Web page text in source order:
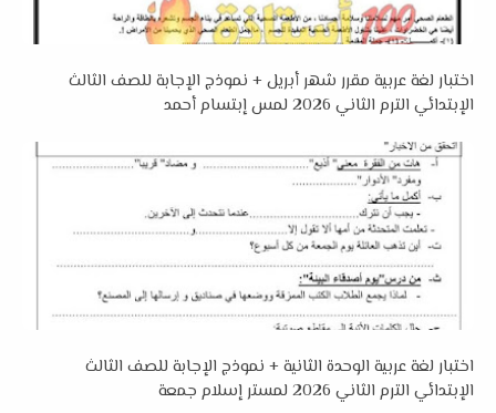
اختبار لغة عربية مقرر شهر أبريل + نموذج الإجابة للصف الثالث
الإبتدائي الترم الثاني 2026 لمس إبتسام أحمد
اختبار لغة عربية الوحدة الثانية + نموذج الإجابة للصف الثالث
الإبتدائي الترم الثاني 2026 لمستر إسلام جمعة